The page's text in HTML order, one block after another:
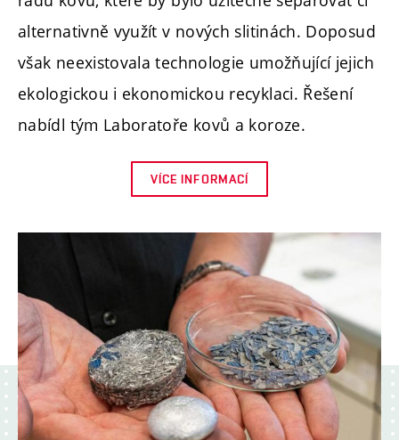
alternativně využít v nových slitinách. Doposud
však neexistovala technologie umožňující jejich
ekologickou i ekonomickou recyklaci. Řešení
nabídl tým Laboratoře kovů a koroze.
VÍCE INFORMACÍ